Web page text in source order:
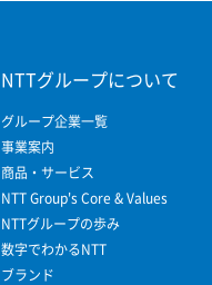
NTTグループについて
グループ企業一覧
事業案内
商品・サービス
NTT Group's Core & Values
NTTグループの歩み
数字でわかるNTT
ブランド